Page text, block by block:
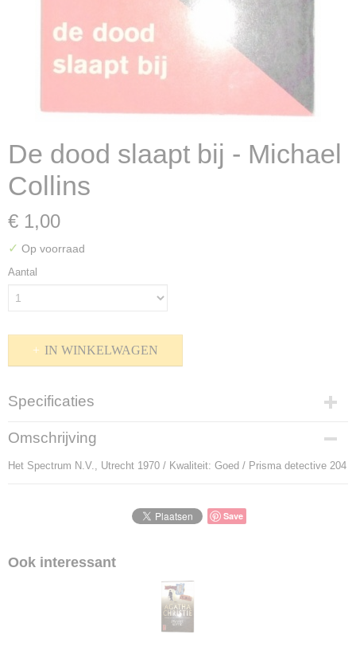
De dood slaapt bij - Michael
Collins
€ 1,00
✓ Op voorraad
Aantal
IN WINKELWAGEN
Specificaties
Productcode
P-912151
Bruto gewicht
Omschrijving
Het Spectrum N.V., Utrecht 1970 / Kwaliteit: Goed / Prisma detective 204
Save
Ook interessant